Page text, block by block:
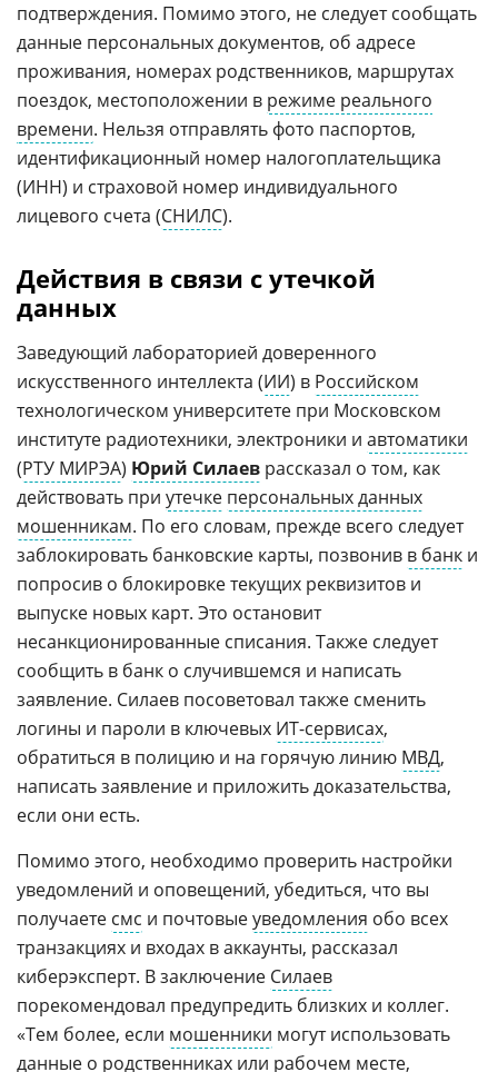
подтверждения. Помимо этого, не следует сообщать
данные персональных документов, об адресе
проживания, номерах родственников, маршрутах
поездок, местоположении в режиме реального
времени. Нельзя отправлять фото паспортов,
идентификационный номер налогоплательщика
(ИНН) и страховой номер индивидуального
лицевого счета (СНИЛС).
Действия в связи с утечкой
данных
Заведующий лабораторией доверенного
искусственного интеллекта (ИИ) в Российском
технологическом университете при Московском
институте радиотехники, электроники и автоматики
(РТУ МИРЭА) Юрий Силаев рассказал о том, как
действовать при утечке персональных данных
мошенникам. По его словам, прежде всего следует
заблокировать банковские карты, позвонив в банк и
попросив о блокировке текущих реквизитов и
выпуске новых карт. Это остановит
несанкционированные списания. Также следует
сообщить в банк о случившемся и написать
заявление. Силаев посоветовал также сменить
логины и пароли в ключевых ИТ-сервисах,
обратиться в полицию и на горячую линию МВД,
написать заявление и приложить доказательства,
если они есть.
Помимо этого, необходимо проверить настройки
уведомлений и оповещений, убедиться, что вы
получаете смс и почтовыеуведомления обо всех
транзакциях и входах в аккаунты, рассказал
киберэксперт. В заключение Силаев
порекомендовал предупредить близких и коллег.
«Тем более, если мошенники могут использовать
данные о родственниках или рабочем месте,